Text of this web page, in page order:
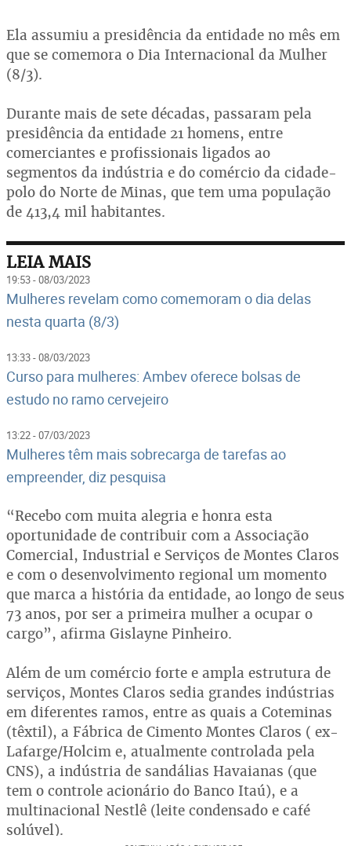
Ela assumiu a presidência da entidade no mês em
que se comemora o Dia Internacional da Mulher
(8/3).
Durante mais de sete décadas, passaram pela
presidência da entidade 21 homens, entre
comerciantes e profissionais ligados ao
segmentos da indústria e do comércio da cidade-
polo do Norte de Minas, que tem uma população
de 413,4 mil habitantes.
LEIA MAIS
19:53 - 08/03/2023
Mulheres revelam como comemoram o dia delas
nesta quarta (8/3)
13:33 - 08/03/2023
Curso para mulheres: Ambev oferece bolsas de
estudo no ramo cervejeiro
13:22 - 07/03/2023
Mulheres têm mais sobrecarga de tarefas ao
empreender, diz pesquisa
“Recebo com muita alegria e honra esta
oportunidade de contribuir com a Associação
Comercial, Industrial e Serviços de Montes Claros
e com o desenvolvimento regional um momento
que marca a história da entidade, ao longo de seus
73 anos, por ser a primeira mulher a ocupar o
cargo”, afirma Gislayne Pinheiro.
Além de um comércio forte e ampla estrutura de
serviços, Montes Claros sedia grandes indústrias
em diferentes ramos, entre as quais a Coteminas
(têxtil), a Fábrica de Cimento Montes Claros ( ex-
Lafarge/Holcim e, atualmente controlada pela
CNS), a indústria de sandálias Havaianas (que
tem o controle acionário do Banco Itaú), e a
multinacional Nestlê (leite condensado e café
solúvel).